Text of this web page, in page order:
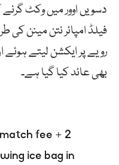
دسویں اوور میں وکٹ
فیلڈ امپائر نتن مینن کی
بھی عائد کیا گیا ہے۔
fee + 2
ice bag in